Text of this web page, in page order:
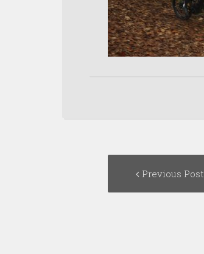
navigation
Previous Post